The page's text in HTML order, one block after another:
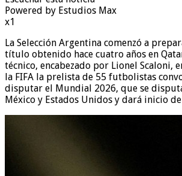
Powered by Estudios Max
x1
La Selección Argentina comenzó a
título obtenido hace cuatro años en
técnico, encabezado por Lionel Scaloni,
la FIFA la prelista de 55 futbolistas
disputar el Mundial 2026, que se
México y Estados Unidos y dará inicio